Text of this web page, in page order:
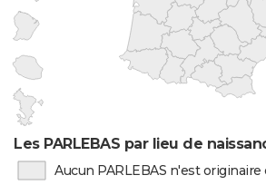
Les PARLEBAS par lieu de
Aucun PARLEBAS n'est